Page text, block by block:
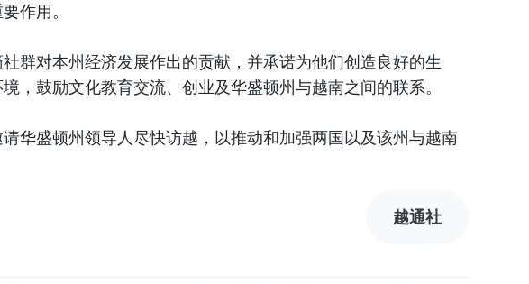
作用。
群对本州经济发展作出的贡献，并承诺为他们创造良好的生
，鼓励文化教育交流、创业及华盛顿州与越南之间的联系。
华盛顿州领导人尽快访越，以推动和加强两国以及该州与越南
越通社